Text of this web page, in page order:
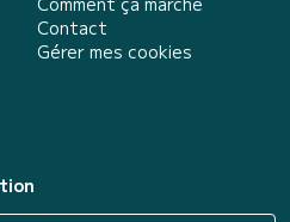
Contact
Gérer mes cookies